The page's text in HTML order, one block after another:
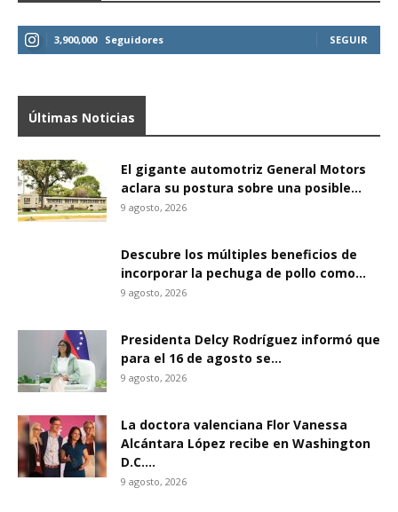
3,900,000 Seguidores SEGUIR
Últimas Noticias
El gigante automotriz General Motors
aclara su postura sobre una posible...
9 agosto, 2026
Descubre los múltiples beneficios de
incorporar la pechuga de pollo como...
9 agosto, 2026
Presidenta Delcy Rodríguez informó que
para el 16 de agosto se...
9 agosto, 2026
La doctora valenciana Flor Vanessa
Alcántara López recibe en Washington
D.C....
9 agosto, 2026